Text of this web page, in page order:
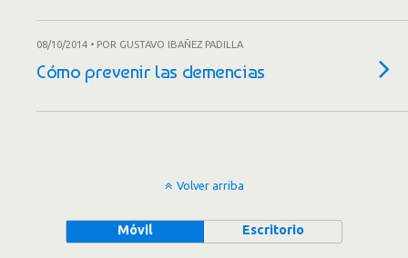
08/10/2014 • POR GUSTAVO IBAÑEZ PADILLA
Cómo prevenir las demencias
Volver arriba
Móvil Escritorio